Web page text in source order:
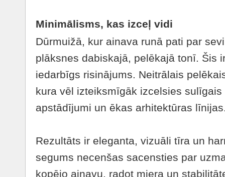
Minimālisms, kas izceļ vidi
Dūrmuižā, kur ainava runā pati par
plāksnes dabiskajā, pelēkajā tonī. Šis
iedarbīgs risinājums. Neitrālais
kura vēl izteiksmīgāk izcelsies
apstādījumi un ēkas arhitektūras
Rezultāts ir eleganta, vizuāli tīra un
segums necenšas sacensties par
kopējo ainavu, radot miera un